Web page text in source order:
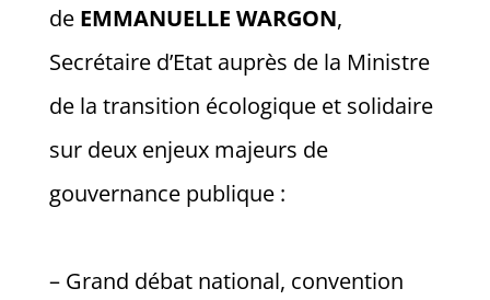
de EMMANUELLE WARGON,
Secrétaire d’Etat auprès de la Ministre
de la transition écologique et solidaire
sur deux enjeux majeurs de
gouvernance publique :
– Grand débat national, convention